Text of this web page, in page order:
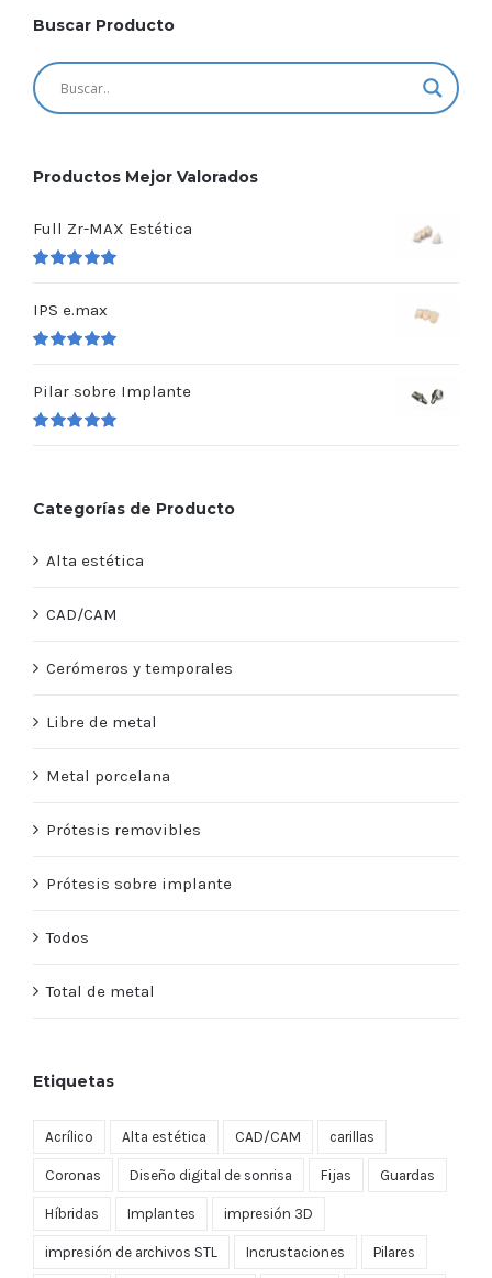
Buscar Producto
Productos Mejor Valorados
Full Zr-MAX Estética
IPS e.max
Pilar sobre Implante
Categorías de Producto
Alta estética
CAD/CAM
Cerómeros y temporales
Libre de metal
Metal porcelana
Prótesis removibles
Prótesis sobre implante
Todos
Total de metal
Etiquetas
Acrílico Alta estética CAD/CAM carillas
Coronas Diseño digital de sonrisa Fijas Guardas
Híbridas Implantes impresión 3D
impresión de archivos STL Incrustaciones Pilares